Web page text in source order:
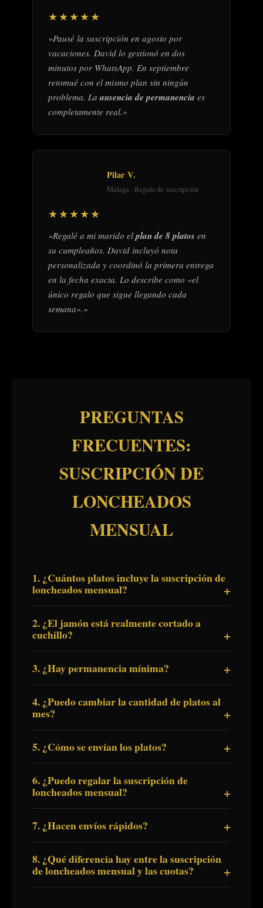
★★★★★
«Pausé la suscripción en agosto por
vacaciones. David lo gestionó en dos
minutos por WhatsApp. En septiembre
retomué con el mismo plan sin ningún
problema. Laausencia de permanencia es
completamente real.»
Pilar V.
Málaga · Regalo de suscripción
★★★★★
«Regalé a mi marido elplan de 8 platos en
su cumpleaños. David incluyó nota
personalizada y coordinó la primera entrega
en la fecha exacta. Lo describe como «el
único regalo que sigue llegando cada
semana».»
PREGUNTAS
FRECUENTES:
SUSCRIPCIÓN DE
LONCHEADOS
MENSUAL
1. ¿Cuántos platos incluye la suscripción de
loncheados mensual?
2. ¿El jamón está realmente cortado a
cuchillo?
3. ¿Hay permanencia mínima?
4. ¿Puedo cambiar la cantidad de platos al
mes?
5. ¿Cómo se envían los platos?
6. ¿Puedo regalar la suscripción de
loncheados mensual?
7. ¿Hacen envíos rápidos?
8. ¿Qué diferencia hay entre la suscripción
de loncheados mensual y las cuotas?